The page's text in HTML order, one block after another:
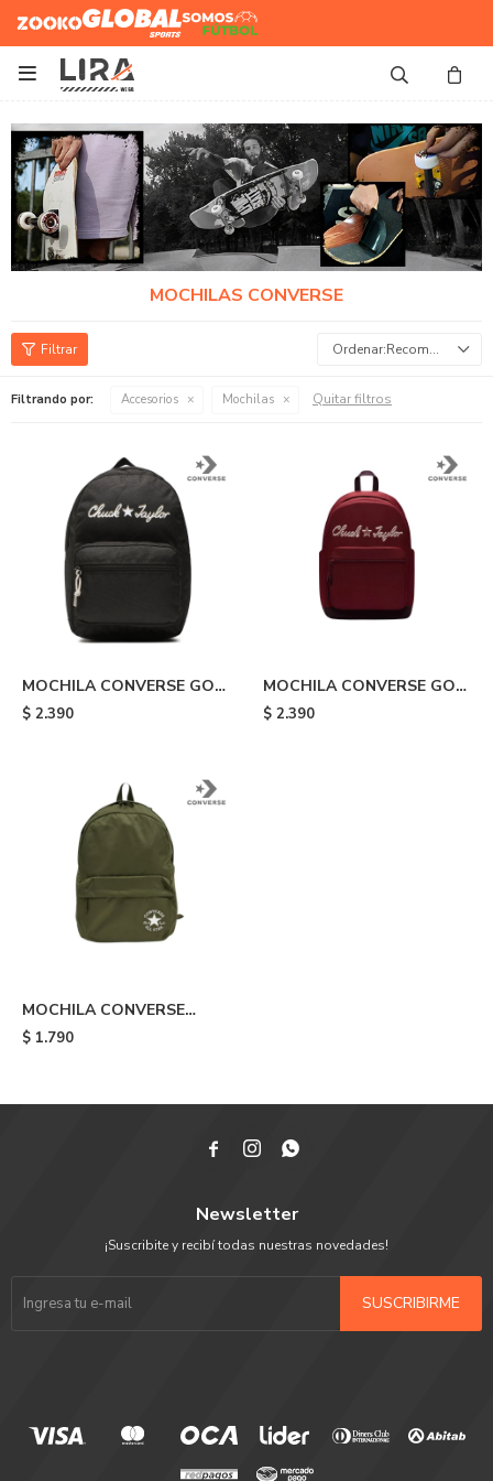
Zooko Global Sports
Somos
Futbol

MOCHILAS CONVERSE
Recomendados
Filtrando por: Accesorios Mochilas Quitar filtros
MOCHILA CONVERSE GO
CHUCK TAYLOR - Black
$ 2.390
MOCHILA CONVERSE GO
CHUCK TAYLOR - Red
$ 2.390
MOCHILA CONVERSE
SPEED 3 - Olive
$ 1.790
  
Newsletter
¡Suscribite y recibí todas nuestras novedades!
SUSCRIBIRME